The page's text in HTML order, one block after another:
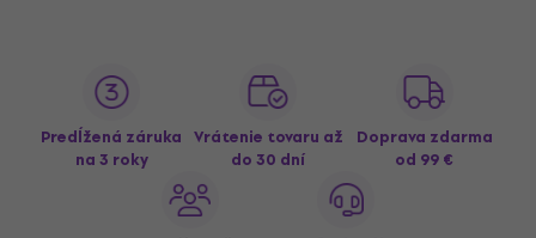
Predĺžená záruka
na 3 roky
Vrátenie tovaru až
do 30 dní
Doprava zdarma
od 99 €